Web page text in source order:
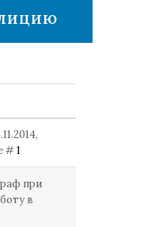
#1
при
в